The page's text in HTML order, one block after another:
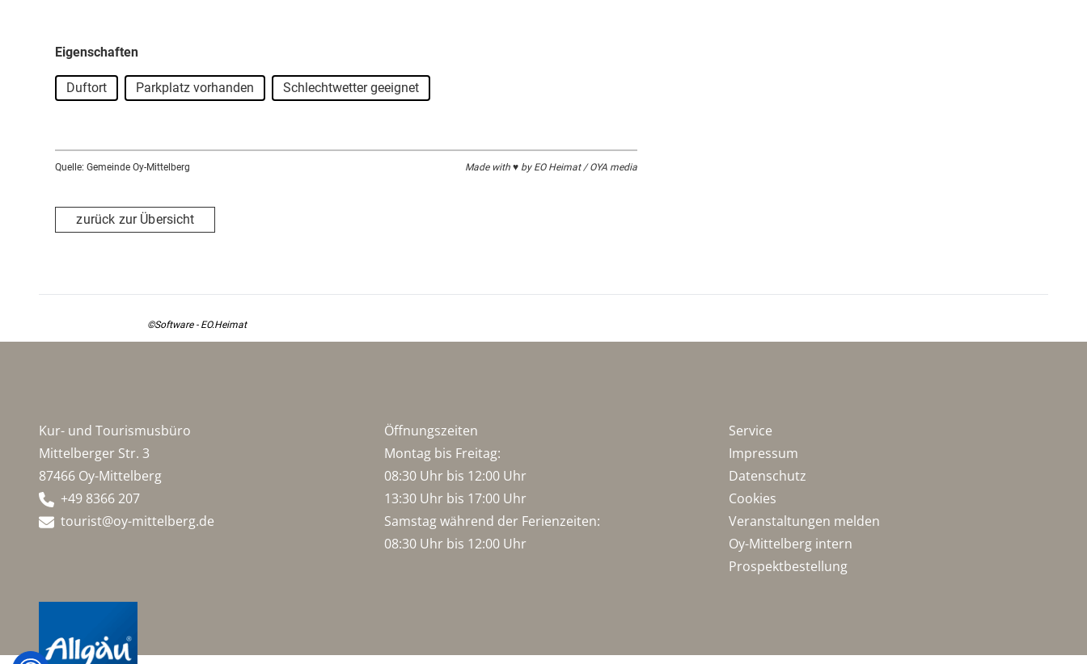
Eigenschaften
Duftort Parkplatz vorhanden Schlechtwetter geeignet
Quelle: Gemeinde Oy-Mittelberg Made with ♥ by EO Heimat / OYA media
zurück zur Übersicht
©Software - EO.Heimat
Kur- und Tourismusbüro
Mittelberger Str. 3
87466 Oy-Mittelberg
+49 8366 207
tourist@oy-mittelberg.de
Öffnungszeiten
Montag bis Freitag:
08:30 Uhr bis 12:00 Uhr
13:30 Uhr bis 17:00 Uhr
Samstag während der Ferienzeiten:
08:30 Uhr bis 12:00 Uhr
Service
Impressum
Datenschutz
Cookies
Veranstaltungen melden
Oy-Mittelberg intern
Prospektbestellung